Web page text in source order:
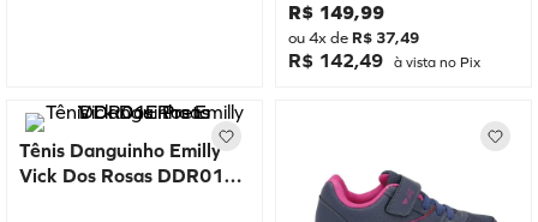
R$ 149,99
ou4x de R$ 37,49
R$ 142,49 à vista no Pix
Tênis Danguinho Emilly
Vick Dos Rosas DDR01E